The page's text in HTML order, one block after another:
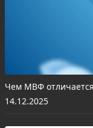
Чем МВФ
14.12.2025